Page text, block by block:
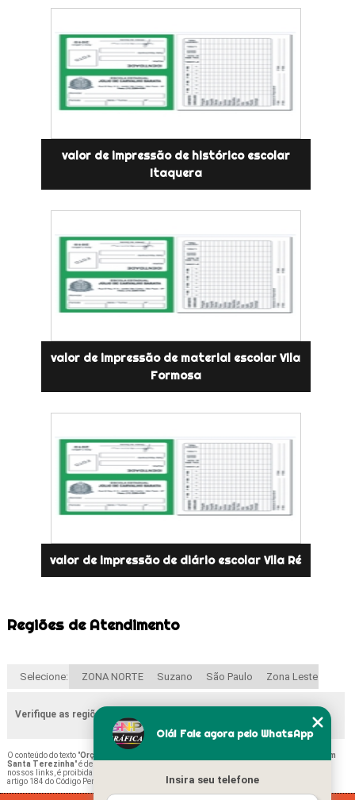
valor de impressão de histórico escolar
Itaquera
valor de impressão de material escolar Vila
Formosa
valor de impressão de diário escolar Vila Ré
Regiões de Atendimento
Selecione: ZONA NORTE Suzano São Paulo Zona Leste
Verifique as regiões que atendemos
O conteúdo do texto "Orçamento de Impressão de Declaração de Escolaridade Jardim
Santa Terezinha" é de direito reservado. Sua reprodução, parcial ou total, mesmo citando
nossos links, é proibida sem a autorização do autor. Crime de violação de direito autoral –
artigo 184 do Código Penal –
Lei 9610/98 - Lei de direitos autorais.
Olá! Fale agora pelo WhatsApp
Insira seu telefone